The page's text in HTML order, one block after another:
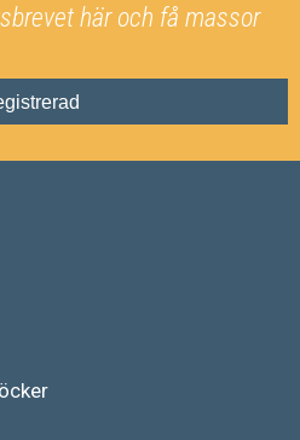
här och få massor